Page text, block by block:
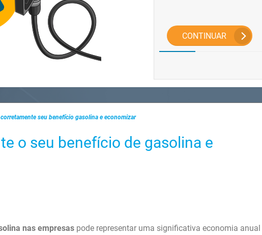
CONTINUAR
seu benefício gasolina e economizar
o seu benefício de gasolina e
nas empresas pode representar uma significativa economia anual